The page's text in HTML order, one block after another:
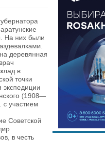
На них были
деревянная
в
точки
экспедиции
(1908—
с участием
Советской
в честь